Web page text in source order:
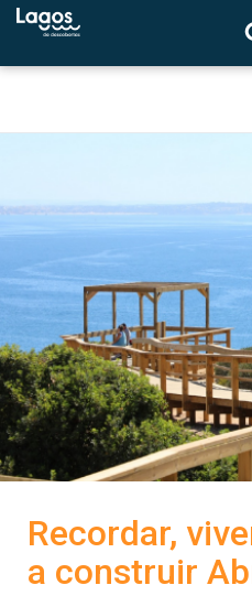
Recordar,
a construir